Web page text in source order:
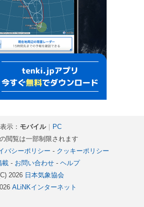
表示： モバイル｜ PC
閲覧は一部制限されます
バシーポリシー - クッキーポリシー
載- お問い合わせ- ヘルプ
2026 日本気象協会
ALiNKインターネット